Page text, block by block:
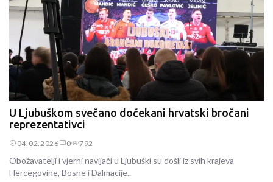
U Ljubuškom svečano dočekani hrvatski bročani
reprezentativci
04.02.2026 0 792
Obožavatelji i vjerni navijači u Ljubuški su došli iz svih krajeva
Hercegovine, Bosne i Dalmacije..